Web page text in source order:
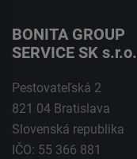
BONITA GROUP
SERVICE SK s.r.o.
Pestovateľská 2
821 04 Bratislava
Slovenská republika
IČO: 55 366 881